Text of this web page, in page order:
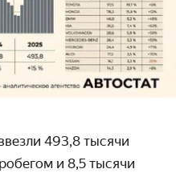
493,8 тысячи
и 8,5 тысячи